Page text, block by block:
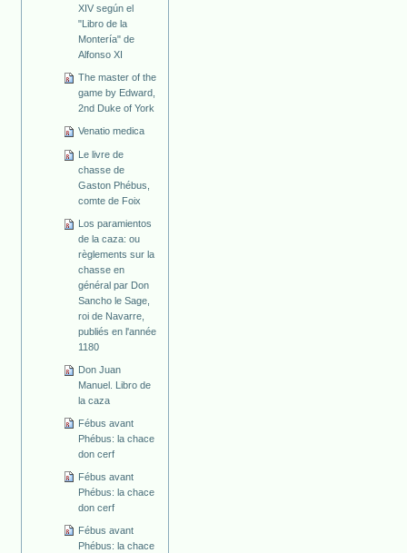
XIV según el
"Libro de la
Montería" de
Alfonso XI
The master of the
game by Edward,
2nd Duke of York
Venatio medica
Le livre de
chasse de
Gaston Phébus,
comte de Foix
Los paramientos
de la caza: ou
règlements sur la
chasse en
général par Don
Sancho le Sage,
roi de Navarre,
publiés en l'année
1180
Don Juan
Manuel. Libro de
la caza
Fébus avant
Phébus: la chace
don cerf
Fébus avant
Phébus: la chace
don cerf
Fébus avant
Phébus: la chace